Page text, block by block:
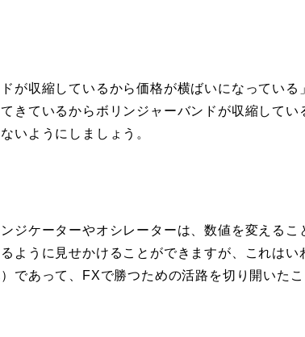
ドが収縮しているから価格が横ばいになってい
きているからボリンジャーバンドが収縮してい
いようにしましょう。
ジケーターやオシレーターは、数値を変えるこ
ように見せかけることができますが、これはい
であって、FXで勝つための活路を切り開いた